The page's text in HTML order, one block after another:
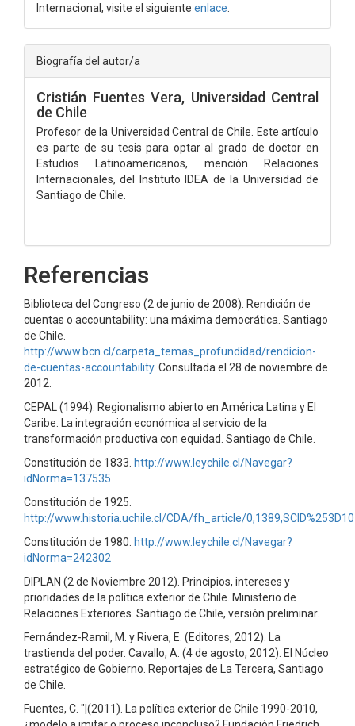
Internacional, visite el siguiente enlace
Biografía del autor/a
Cristián Fuentes Vera, Universidad Central
de Chile
Profesor de la Universidad Central de Chile. Este artículo
es parte de su tesis para optar al grado de doctor en
Estudios Latinoamericanos, mención Relaciones
Internacionales, del Instituto IDEA de la Universidad de
Santiago de Chile.
Referencias
Biblioteca del Congreso (2 de junio de 2008). Rendición de
cuentas o accountability: una máxima democrática. Santiago
de Chile.
http://www.bcn.cl/carpeta_temas_profundidad/rendicion-
de-cuentas-accountability. Consultada el 28 de noviembre de
2012.
CEPAL (1994). Regionalismo abierto en América Latina y El
Caribe. La integración económica al servicio de la
transformación productiva con equidad. Santiago de Chile.
Constitución de 1833. http://www.leychile.cl/Navegar?
idNorma=137535
Constitución de 1925.
http://www.historia.uchile.cl/CDA/fh_article/
Constitución de 1980. http://www.leychile.cl/Navegar?
idNorma=242302
DIPLAN (2 de Noviembre 2012). Principios, intereses y
prioridades de la política exterior de Chile. Ministerio de
Relaciones Exteriores. Santiago de Chile, versión preliminar.
Fernández-Ramil, M. y Rivera, E. (Editores, 2012). La
trastienda del poder. Cavallo, A. (4 de agosto, 2012). El Núcleo
estratégico de Gobierno. Reportajes de La Tercera, Santiago
de Chile.
Fuentes, C. "¦(2011). La política exterior de Chile 1990-2010,